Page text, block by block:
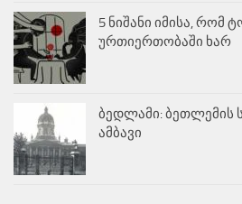
5 ნიშანი იმისა, რომ
ურთიერთობაში ხარ
ბედლამი: ბეთლემის
ამბავი